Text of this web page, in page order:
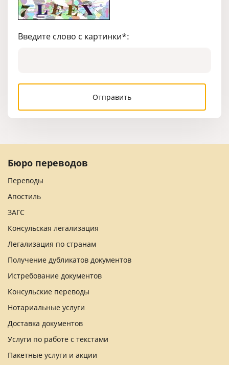
Введите слово с картинки*:
Бюро переводов
Переводы
Апостиль
ЗАГС
Консульская легализация
Легализация по странам
Получение дубликатов документов
Истребование документов
Консульские переводы
Нотариальные услуги
Доставка документов
Услуги по работе с текстами
Пакетные услуги и акции